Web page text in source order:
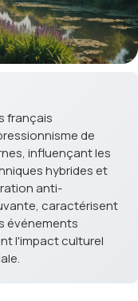
français
de
influençant les
hybrides et
anti-
caractérisent
événements
l'impact culturel